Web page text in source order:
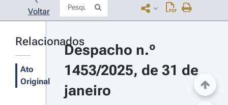
Voltar
Relacionados
Ato
Original
Despacho n.º
1453/2025, de 31 de
janeiro